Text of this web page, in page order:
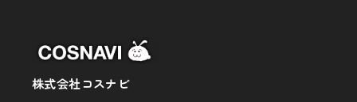
株式会社コスナビ